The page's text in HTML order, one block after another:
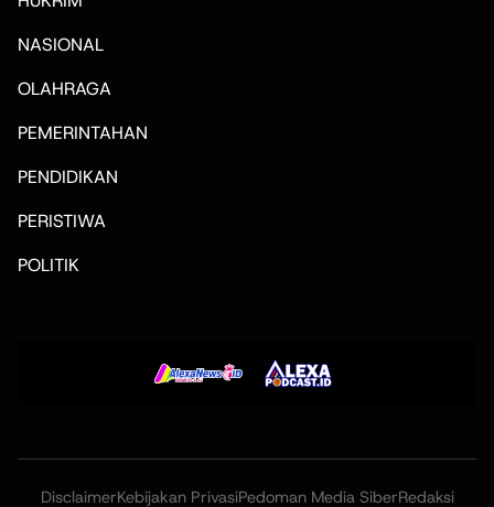
NASIONAL
OLAHRAGA
PEMERINTAHAN
PENDIDIKAN
PERISTIWA
POLITIK
DisclaimerKebijakan PrivasiPedoman Media SiberRedaksi